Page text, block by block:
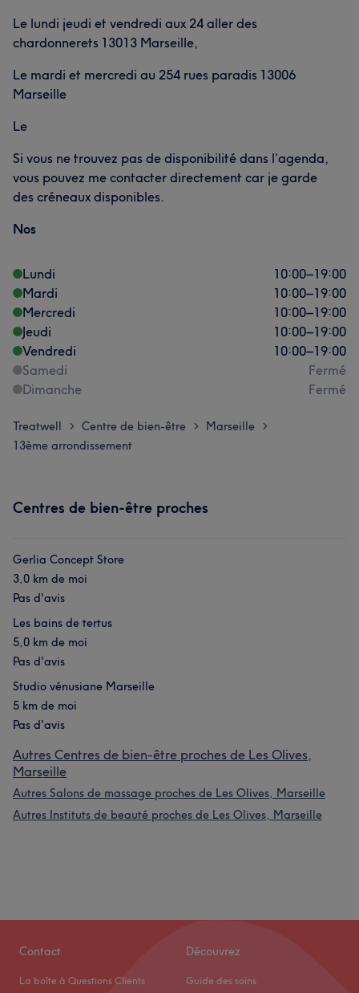
Le lundi jeudi et vendredi aux 24 aller des
chardonnerets 13013 Marseille,
Le mardi et mercredi au 254 rues paradis 13006
Marseille
Le
Si vous ne trouvez pas de disponibilité dans l’agenda,
vous pouvez me contacter directement car je garde
des créneaux disponibles.
Nos
Lundi 10:00–19:00
Mardi
10:00–19:00
Mercredi
10:00–19:00
Jeudi
10:00–19:00
Vendredi
10:00–19:00
Samedi
Fermé
Dimanche
Fermé
Treatwell > Centre de bien-être > Marseille >
13ème arrondissement
Centres de bien-être proches
Gerlia Concept Store
3,0 km de moi
Pas d'avis
Les bains de tertus
5,0 km de moi
Pas d'avis
Studio vénusiane Marseille
5 km de moi
Pas d'avis
Autres Centres de bien-être proches de Les Olives,
Marseille
Autres Salons de massage proches de Les Olives, Marseille
Autres Instituts de beauté proches de Les Olives, Marseille
Contact
La boîte à Questions Clients
Découvrez
Guide des soins